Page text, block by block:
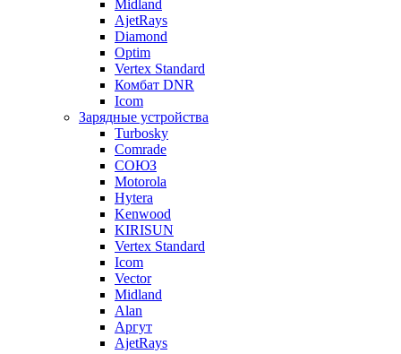
Midland
AjetRays
Diamond
Optim
Vertex Standard
Комбат DNR
Icom
Зарядные устройства
Turbosky
Comrade
СОЮЗ
Motorola
Hytera
Kenwood
KIRISUN
Vertex Standard
Icom
Vector
Midland
Alan
Аргут
AjetRays